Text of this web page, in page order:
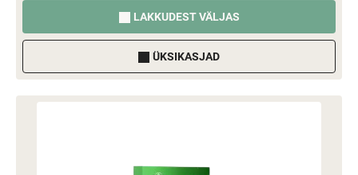
LAKKUDEST VÄLJAS
ÜKSIKASJAD